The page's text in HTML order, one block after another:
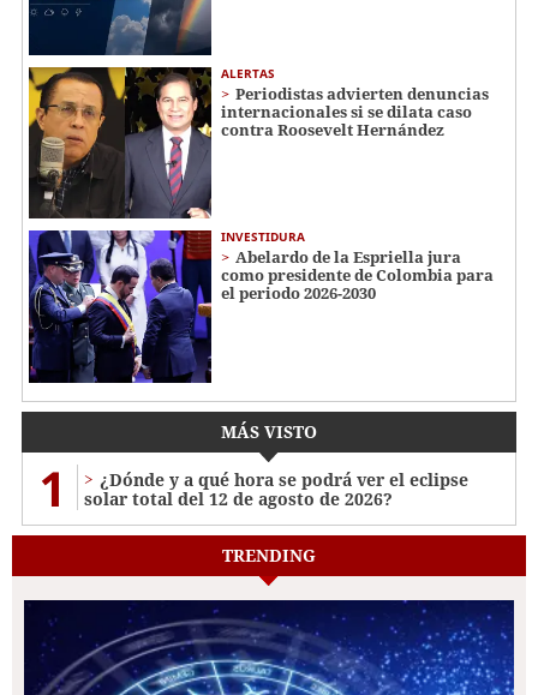
ALERTAS
Periodistas advierten denuncias
internacionales si se dilata caso
contra Roosevelt Hernández
INVESTIDURA
Abelardo de la Espriella jura
como presidente de Colombia para
el periodo 2026-2030
MÁS VISTO
1
¿Dónde y a qué hora se podrá ver el eclipse
solar total del 12 de agosto de 2026?
TRENDING